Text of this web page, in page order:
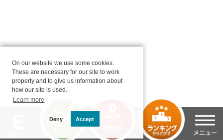
On our website we use some cookies.
These are necessary for our site to work
properly and to give us information about
how our site is used.
Learn more
Deny Accept